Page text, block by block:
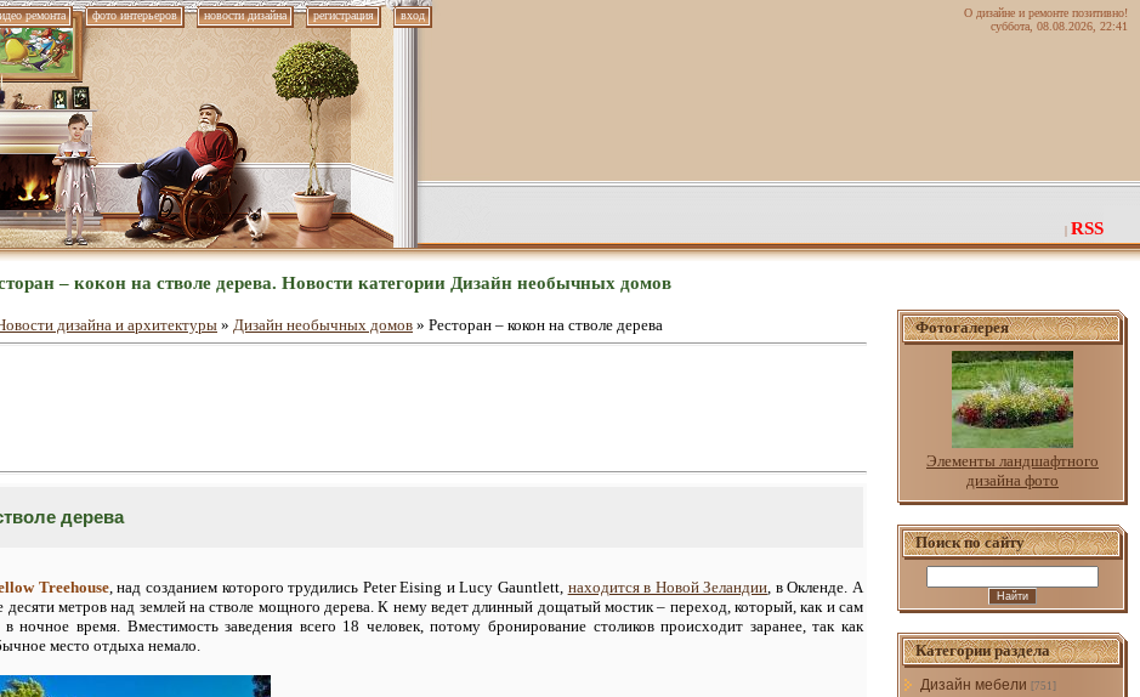
ремонта фото интерьеров новости дизайна регистрация вход
О дизайне и ремонте позитивно!
суббота, 08.08.2026, 22:41
| RSS
– кокон на стволе дерева. Новости категории Дизайн необычных домов
дизайна и архитектуры » Дизайн необычных домов » Ресторан – кокон на стволе дерева
дерева
Treehouse, над созданием которого трудились Peter Eising и Lucy Gauntlett, находится в Новой Зеландии , в Окленде. А
десяти метров над землей на стволе мощного дерева. К нему ведет длинный дощатый мостик – переход, который, как и сам
в ночное время. Вместимость заведения всего 18 человек, потому бронирование столиков происходит заранее, так как
место отдыха немало.
Фотогалерея
Элементы ландшафтного
дизайна фото
Поиск по сайту
Категории раздела
Дизайн мебели [751]